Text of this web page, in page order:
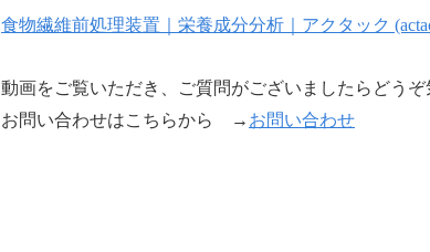
食物繊維前処理装置｜栄養成分分析｜アクタック
動画をご覧いただき、ご質問がございましたらどうぞ
お問い合わせはこちらから
→ お問い合わせ